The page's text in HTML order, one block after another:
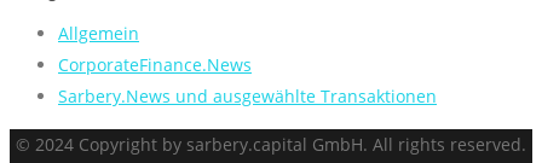
Allgemein
CorporateFinance.News
Sarbery.News und ausgewählte Transaktionen
© 2024 Copyright by sarbery.capital GmbH. All rights reserved.